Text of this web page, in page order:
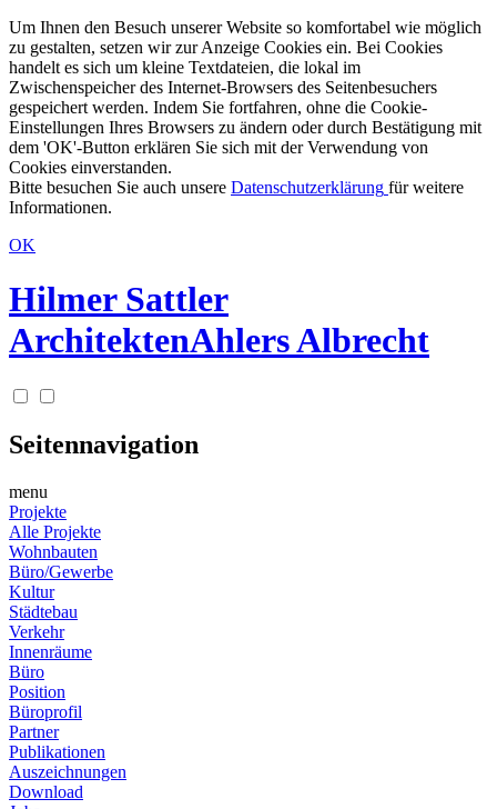
Um Ihnen den Besuch unserer Website so komfortabel wie möglich
zu gestalten, setzen wir zur Anzeige Cookies ein. Bei Cookies
handelt es sich um kleine Textdateien, die lokal im
Zwischenspeicher des Internet-Browsers des Seitenbesuchers
gespeichert werden. Indem Sie fortfahren, ohne die Cookie-
Einstellungen Ihres Browsers zu ändern oder durch Bestätigung mit
dem 'OK'-Button erklären Sie sich mit der Verwendung von
Cookies einverstanden.
Bitte besuchen Sie auch unsere Datenschutzerklärung für weitere
Informationen.
OK
Hilmer Sattler
ArchitektenAhlers Albrecht
Seitennavigation
menu
Projekte
Alle Projekte
Wohnbauten
Büro/Gewerbe
Kultur
Städtebau
Verkehr
Innenräume
Büro
Position
Büroprofil
Partner
Publikationen
Auszeichnungen
Download